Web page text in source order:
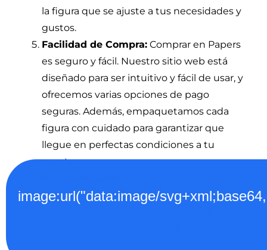
la figura que se ajuste a tus necesidades y
gustos.
Facilidad de Compra: Comprar en Papers
es seguro y fácil. Nuestro sitio web está
diseñado para ser intuitivo y fácil de usar, y
ofrecemos varias opciones de pago
seguras. Además, empaquetamos cada
figura con cuidado para garantizar que
llegue en perfectas condiciones a tu
puerta.
ofrecer nuestras figuras de Tintín a precios
image:url("data:image/